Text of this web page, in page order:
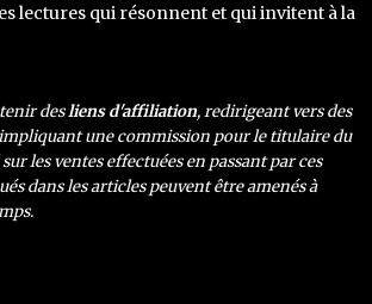
lectures qui résonnent et qui invitent à la
desliens d'affiliation, redirigeant vers des
une commission pour le titulaire du
les ventes effectuées en passant par ces
dans les articles peuvent être amenés à